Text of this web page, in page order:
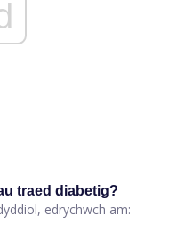
traed diabetig?
edrychwch am: